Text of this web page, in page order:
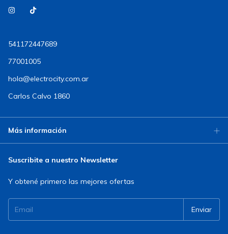
541172447689
77001005
hola@electrocity.com.ar
Carlos Calvo 1860
Más información
Suscribite a nuestro Newsletter
Y obtené primero las mejores ofertas